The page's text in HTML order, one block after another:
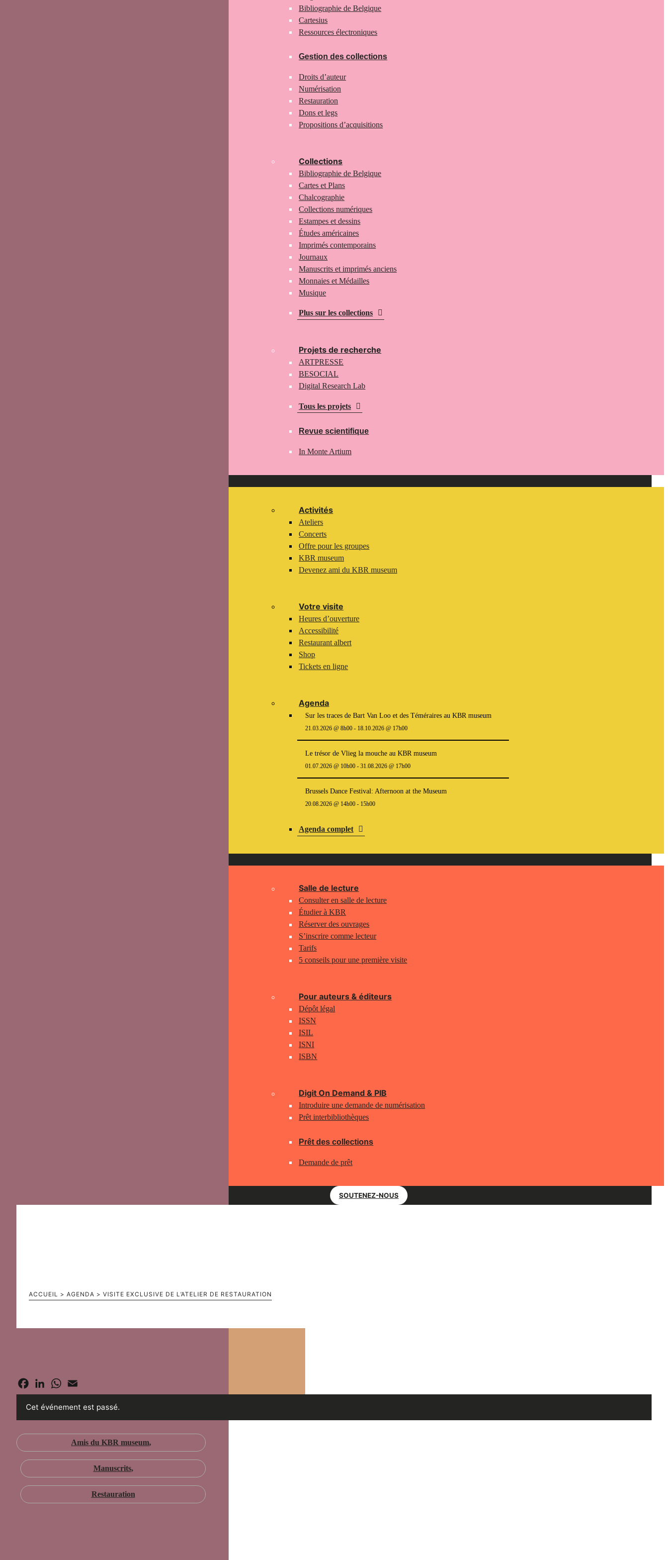
Bibliographie de Belgique
Cartesius
Ressources électroniques
Gestion des collections
Droits d’auteur
Numérisation
Restauration
Dons et legs
Propositions d’acquisitions
Collections
Bibliographie de Belgique
Cartes et Plans
Chalcographie
Collections numériques
Estampes et dessins
Études américaines
Imprimés contemporains
Journaux
Manuscrits et imprimés anciens
Monnaies et Médailles
Musique
Plus sur les collections
Projets de recherche
ARTPRESSE
BESOCIAL
Digital Research Lab
Tous les projets
Revue scientifique
In Monte Artium
Activités
Ateliers
Concerts
Offre pour les groupes
KBR museum
Devenez ami du KBR museum
Votre visite
Heures d’ouverture
Accessibilité
Restaurant albert
Shop
Tickets en ligne
Agenda
Sur les traces de Bart Van Loo et des Téméraires au KBR museum
21.03.2026 @ 8h00 - 18.10.2026 @ 17h00
Le trésor de Vlieg la mouche au KBR museum
01.07.2026 @ 10h00 - 31.08.2026 @ 17h00
Brussels Dance Festival: Afternoon at the Museum
20.08.2026 @ 14h00 - 15h00
Agenda complet
Salle de lecture
Consulter en salle de lecture
Étudier à KBR
Réserver des ouvrages
S’inscrire comme lecteur
Tarifs
5 conseils pour une première visite
Pour auteurs & éditeurs
Dépôt légal
ISSN
ISIL
ISNI
ISBN
Digit On Demand & PIB
Introduire une demande de numérisation
Prêt interbibliothèques
Prêt des collections
Demande de prêt
SOUTENEZ-NOUS
ACCUEIL > AGENDA > VISITE EXCLUSIVE DE L’ATELIER DE RESTAURATION
Facebook
LinkedInWhatsApp
Email
Cet événement est passé.
Amis du KBR museum
Manuscrits
Restauration